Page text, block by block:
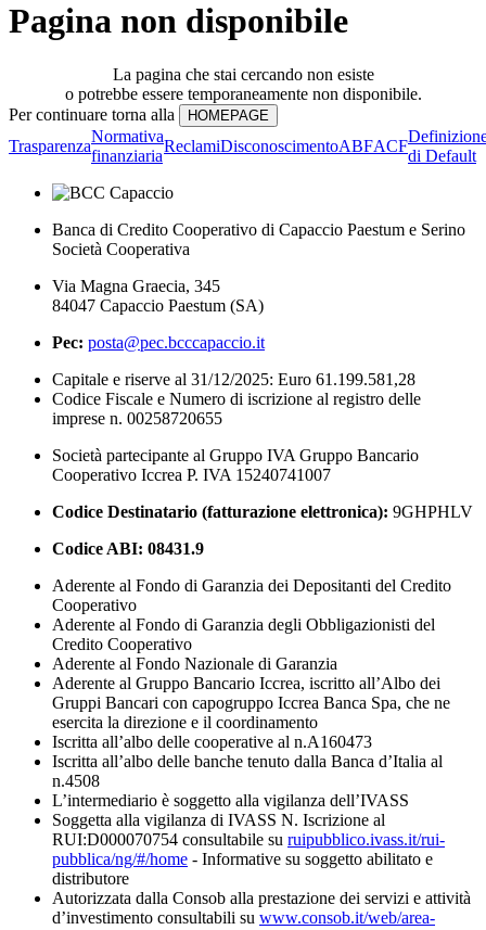
Pagina non disponibile
La pagina che stai cercando non esiste
o potrebbe essere temporaneamente non disponibile.
Per continuare torna alla
Trasparenza
Normativa
finanziaria
ReclamiDisconoscimentoABFACF
di Default
Banca di Credito Cooperativo di Capaccio Paestum e Serino
Società Cooperativa
Via Magna Graecia, 345
84047 Capaccio Paestum (SA)
Pec: posta@pec.bcccapaccio.it
Capitale e riserve al 31/12/2025: Euro 61.199.581,28
Codice Fiscale e Numero di iscrizione al registro delle
imprese n. 00258720655
Società partecipante al Gruppo IVA Gruppo Bancario
Cooperativo Iccrea P. IVA 15240741007
Codice Destinatario (fatturazione elettronica): 9GHPHLV
Codice ABI: 08431.9
Aderente al Fondo di Garanzia dei Depositanti del Credito
Cooperativo
Aderente al Fondo di Garanzia degli Obbligazionisti del
Credito Cooperativo
Aderente al Fondo Nazionale di Garanzia
Aderente al Gruppo Bancario Iccrea, iscritto all’Albo dei
Gruppi Bancari con capogruppo Iccrea Banca Spa, che ne
esercita la direzione e il coordinamento
Iscritta all’albo delle cooperative al n.A160473
Iscritta all’albo delle banche tenuto dalla Banca d’Italia al
n.4508
L’intermediario è soggetto alla vigilanza dell’IVASS
Soggetta alla vigilanza di IVASS N. Iscrizione al
RUI:D000070754 consultabile su ruipubblico.ivass.it/rui-
pubblica/ng/#/home - Informative su soggetto abilitato e
distributore
Autorizzata dalla Consob alla prestazione dei servizi e attività
d’investimento consultabili su www.consob.it/web/area-